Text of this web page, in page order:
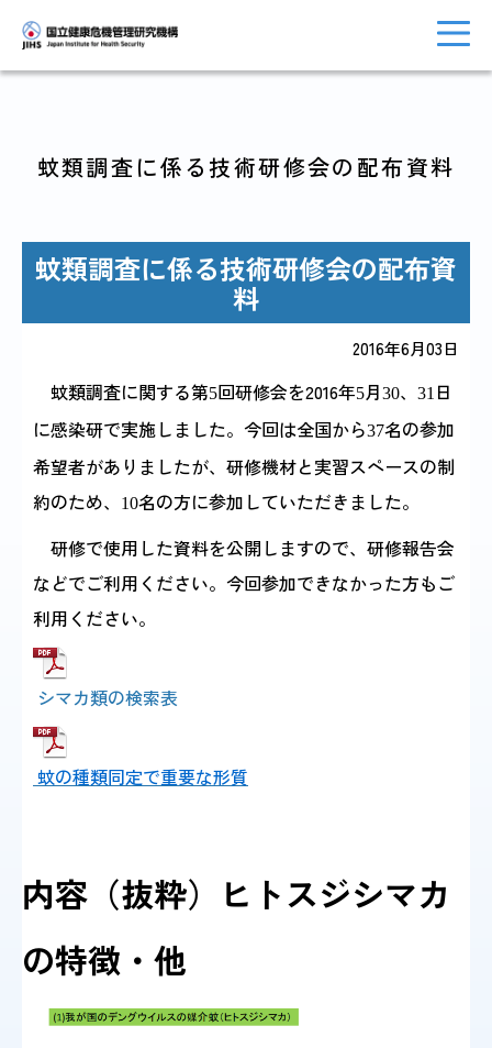
トップに戻る おしらせ一覧
研究関係
国際協力・
感染症情報・
サーベイランス情報
蚊類調査に係る技術研修会の配布資料
蚊類調査に係る技術研修会の配布資
料
2016年6月03日
蚊類調査に関する第5回研修会を2016年5月30、 31 日
に感染研で実施しました。今回は全国から37名の参加
希望者がありましたが、研修機材と実習スペースの制
約のため、
10名の方に参加していただきました。
研修で使用した資料を公開しますので、研修報告会
などでご利用ください。今回参加できなかった方もご
利用ください。
シマカ類の検索表
蚊の種類同定で重要な形質
内容（抜粋）ヒトスジシマカ
の特徴・他